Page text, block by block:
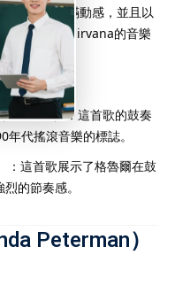
奏風格充滿動感，並且以
爾的鼓樂使Nirvana的音樂
性樂隊。
Nirvana）：這首歌的鼓奏
代搖滾音樂的標誌。
：這首歌展示了格魯爾在鼓
的節奏感。
Peterman）